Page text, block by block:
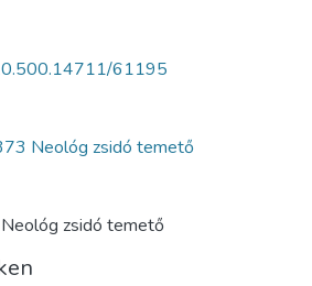
61195
Neológ zsidó temető
zsidó temető